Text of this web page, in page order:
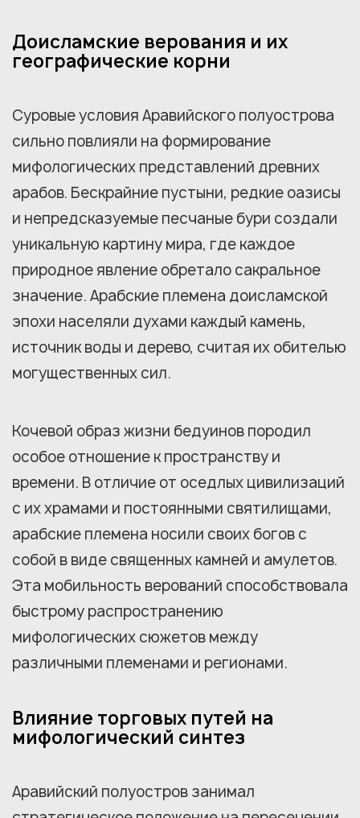
Доисламские верования и их
географические корни
Суровые условия Аравийского полуострова
сильно повлияли на формирование
мифологических представлений древних
арабов. Бескрайние пустыни, редкие оазисы
и непредсказуемые песчаные бури создали
уникальную картину мира, где каждое
природное явление обретало сакральное
значение. Арабские племена доисламской
эпохи населяли духами каждый камень,
источник воды и дерево, считая их обителью
могущественных сил.
Кочевой образ жизни бедуинов породил
особое отношение к пространству и
времени. В отличие от оседлых цивилизаций
с их храмами и постоянными святилищами,
арабские племена носили своих богов с
собой в виде священных камней и амулетов.
Эта мобильность верований способствовала
быстрому распространению
мифологических сюжетов между
различными племенами и регионами.
Влияние торговых путей на
мифологический синтез
Аравийский полуостров занимал